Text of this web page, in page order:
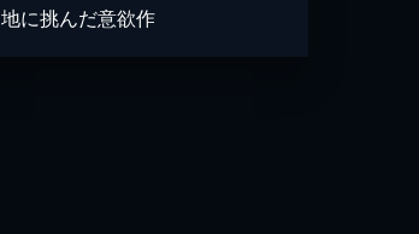
地に挑んだ意欲作